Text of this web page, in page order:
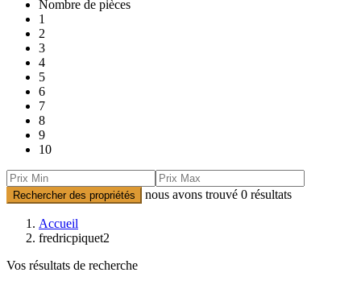
Nombre de pièces
1
2
3
4
5
6
7
8
9
10
Rechercher des propriétés nous avons trouvé 0 résultats
Accueil
fredricpiquet2
Vos résultats de recherche